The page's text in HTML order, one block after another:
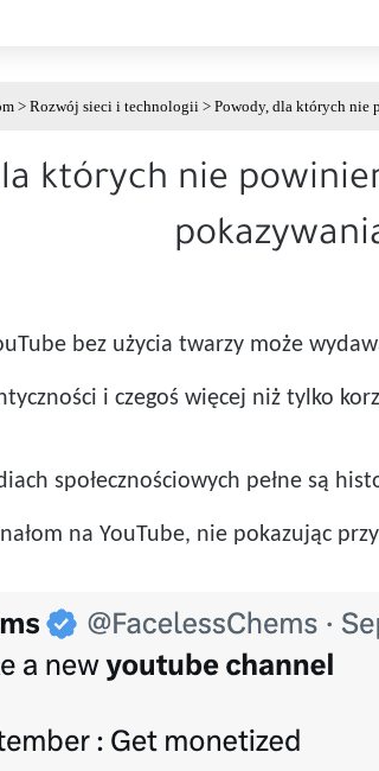
> Rozwój sieci i technologii > Powody, dla których nie
których nie
bez użycia twarzy może
i czegoś więcej niż tylko
społecznościowych pełne są
na YouTube, nie pokazując